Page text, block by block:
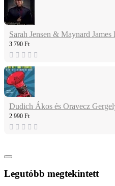
Sarah Jensen & Maynard
3 790 Ft
Dudich Ákos és Oravecz
2 990 Ft
Legutóbb megtekintett